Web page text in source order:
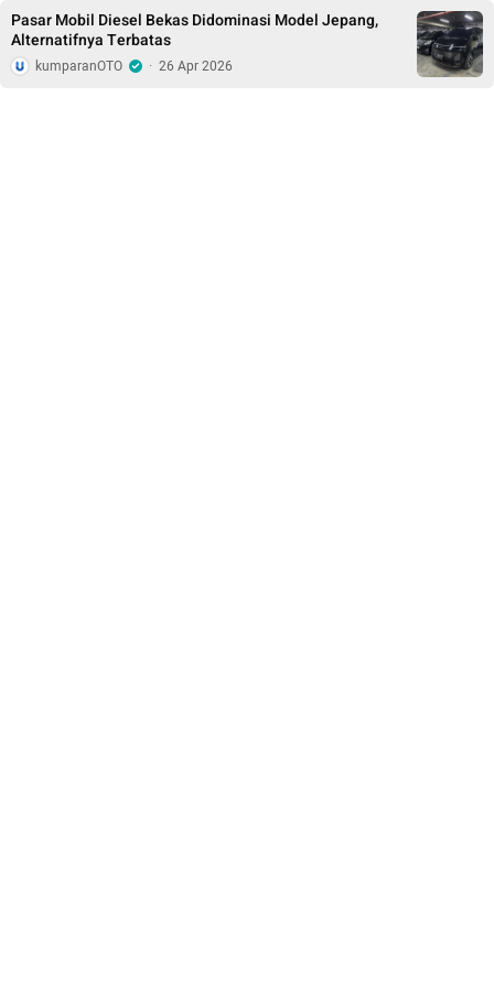
Pasar Mobil Diesel Bekas Didominasi Model Jepang,
Alternatifnya Terbatas
kumparanOTO · 26 Apr 2026